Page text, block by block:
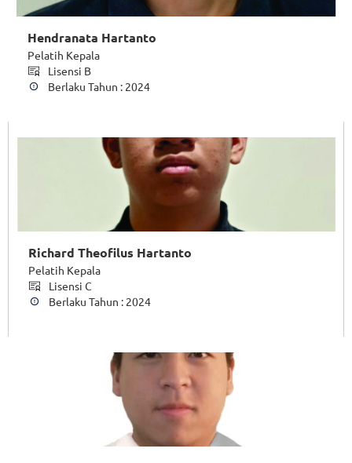
Hendranata Hartanto
Pelatih Kepala
Lisensi B
Berlaku Tahun : 2024
Richard Theofilus Hartanto
Pelatih Kepala
Lisensi C
Berlaku Tahun : 2024